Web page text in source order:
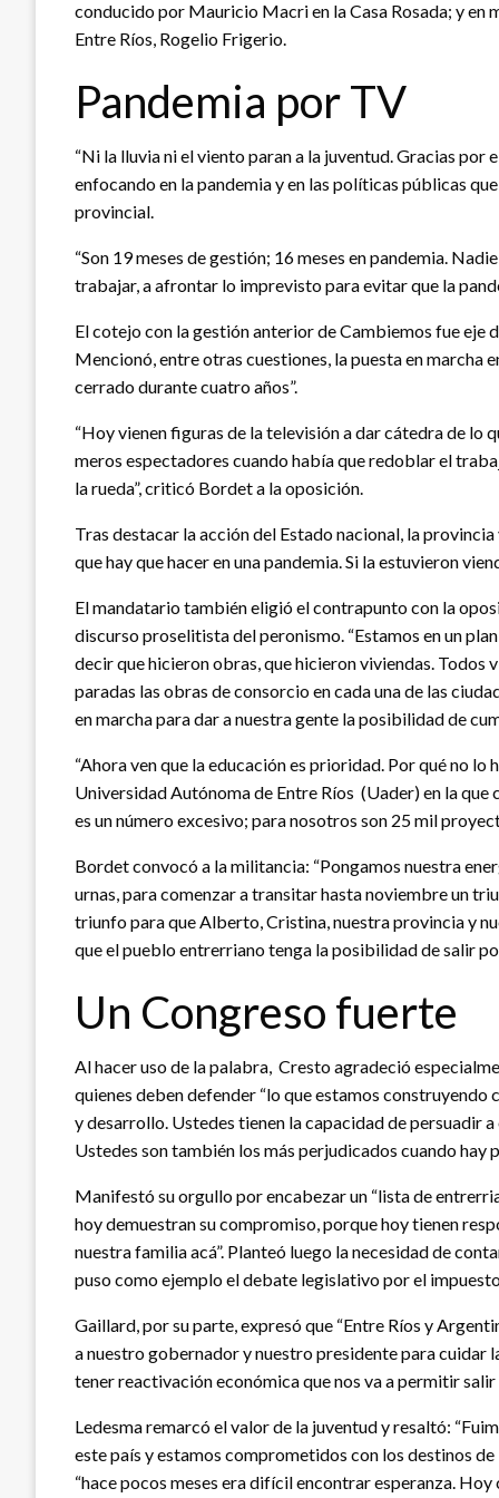
conducido por Mauricio Macri en la Casa Rosada; y en
Entre Ríos, Rogelio Frigerio.
Pandemia por TV
“Ni la lluvia ni el viento paran a la juventud. Gracias por
enfocando en la pandemia y en las políticas públicas
provincial.
“Son 19 meses de gestión; 16 meses en pandemia.
trabajar, a afrontar lo imprevisto para evitar que la
El cotejo con la gestión anterior de Cambiemos fue
Mencionó, entre otras cuestiones, la puesta en
cerrado durante cuatro años”.
“Hoy vienen figuras de la televisión a dar cátedra de lo
meros espectadores cuando había que redoblar el
la rueda”, criticó Bordet a la oposición.
Tras destacar la acción del Estado nacional, la
que hay que hacer en una pandemia. Si la estuvieron
El mandatario también eligió el contrapunto con la
discurso proselitista del peronismo. “Estamos en un
decir que hicieron obras, que hicieron viviendas. Todos
paradas las obras de consorcio en cada una de las
en marcha para dar a nuestra gente la posibilidad de
“Ahora ven que la educación es prioridad. Por qué no
Universidad Autónoma de Entre Ríos (Uader) en la
es un número excesivo; para nosotros son 25 mil
Bordet convocó a la militancia: “Pongamos nuestra
urnas, para comenzar a transitar hasta noviembre un
triunfo para que Alberto, Cristina, nuestra provincia y
que el pueblo entrerriano tenga la posibilidad de salir
Un Congreso fuerte
Al hacer uso de la palabra, Cresto agradeció
quienes deben defender “lo que estamos
y desarrollo. Ustedes tienen la capacidad de persuadir
Ustedes son también los más perjudicados cuando hay
Manifestó su orgullo por encabezar un “lista de
hoy demuestran su compromiso, porque hoy tienen
nuestra familia acá”. Planteó luego la necesidad de
puso como ejemplo el debate legislativo por el
Gaillard, por su parte, expresó que “Entre Ríos y
a nuestro gobernador y nuestro presidente para cuidar
tener reactivación económica que nos va a permitir salir
Ledesma remarcó el valor de la juventud y resaltó:
este país y estamos comprometidos con los destinos
“hace pocos meses era difícil encontrar esperanza.